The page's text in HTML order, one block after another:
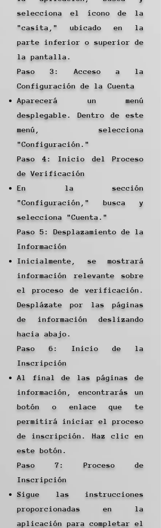
selecciona el ícono de la
"casita," ubicado en la
parte inferior o superior de
la pantalla.
Paso 3: Acceso a la
Configuración de la Cuenta
Aparecerá un menú
desplegable. Dentro de este
menú, selecciona
"Configuración."
Paso 4: Inicio del Proceso
de Verificación
En la sección
"Configuración," busca y
selecciona "Cuenta."
Paso 5: Desplazamiento de la
Información
Inicialmente, se mostrará
información relevante sobre
el proceso de verificación.
Desplázate por las páginas
de información deslizando
hacia abajo.
Paso 6: Inicio de la
Inscripción
Al final de las páginas de
información, encontrarás un
botón o enlace que te
permitirá iniciar el proceso
de inscripción. Haz clic en
este botón.
Paso 7: Proceso de
Inscripción
Sigue las instrucciones
proporcionadas en la
aplicación para completar el